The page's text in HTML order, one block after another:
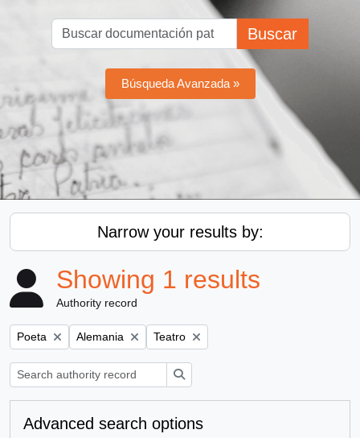
Buscar
Búsqueda Avanzada »
Narrow your results by:
Showing 1 results
Authority record
Remove filter:
Poeta Remove filter:
Alemania Remove filter:
Teatro
Advanced search options